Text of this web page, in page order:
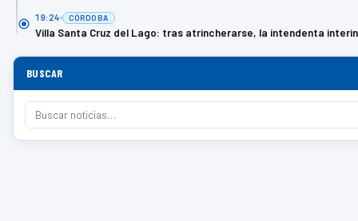
19:24 CÓRDOBA
Villa Santa Cruz del Lago: tras atrincherarse, la intendenta
BUSCAR